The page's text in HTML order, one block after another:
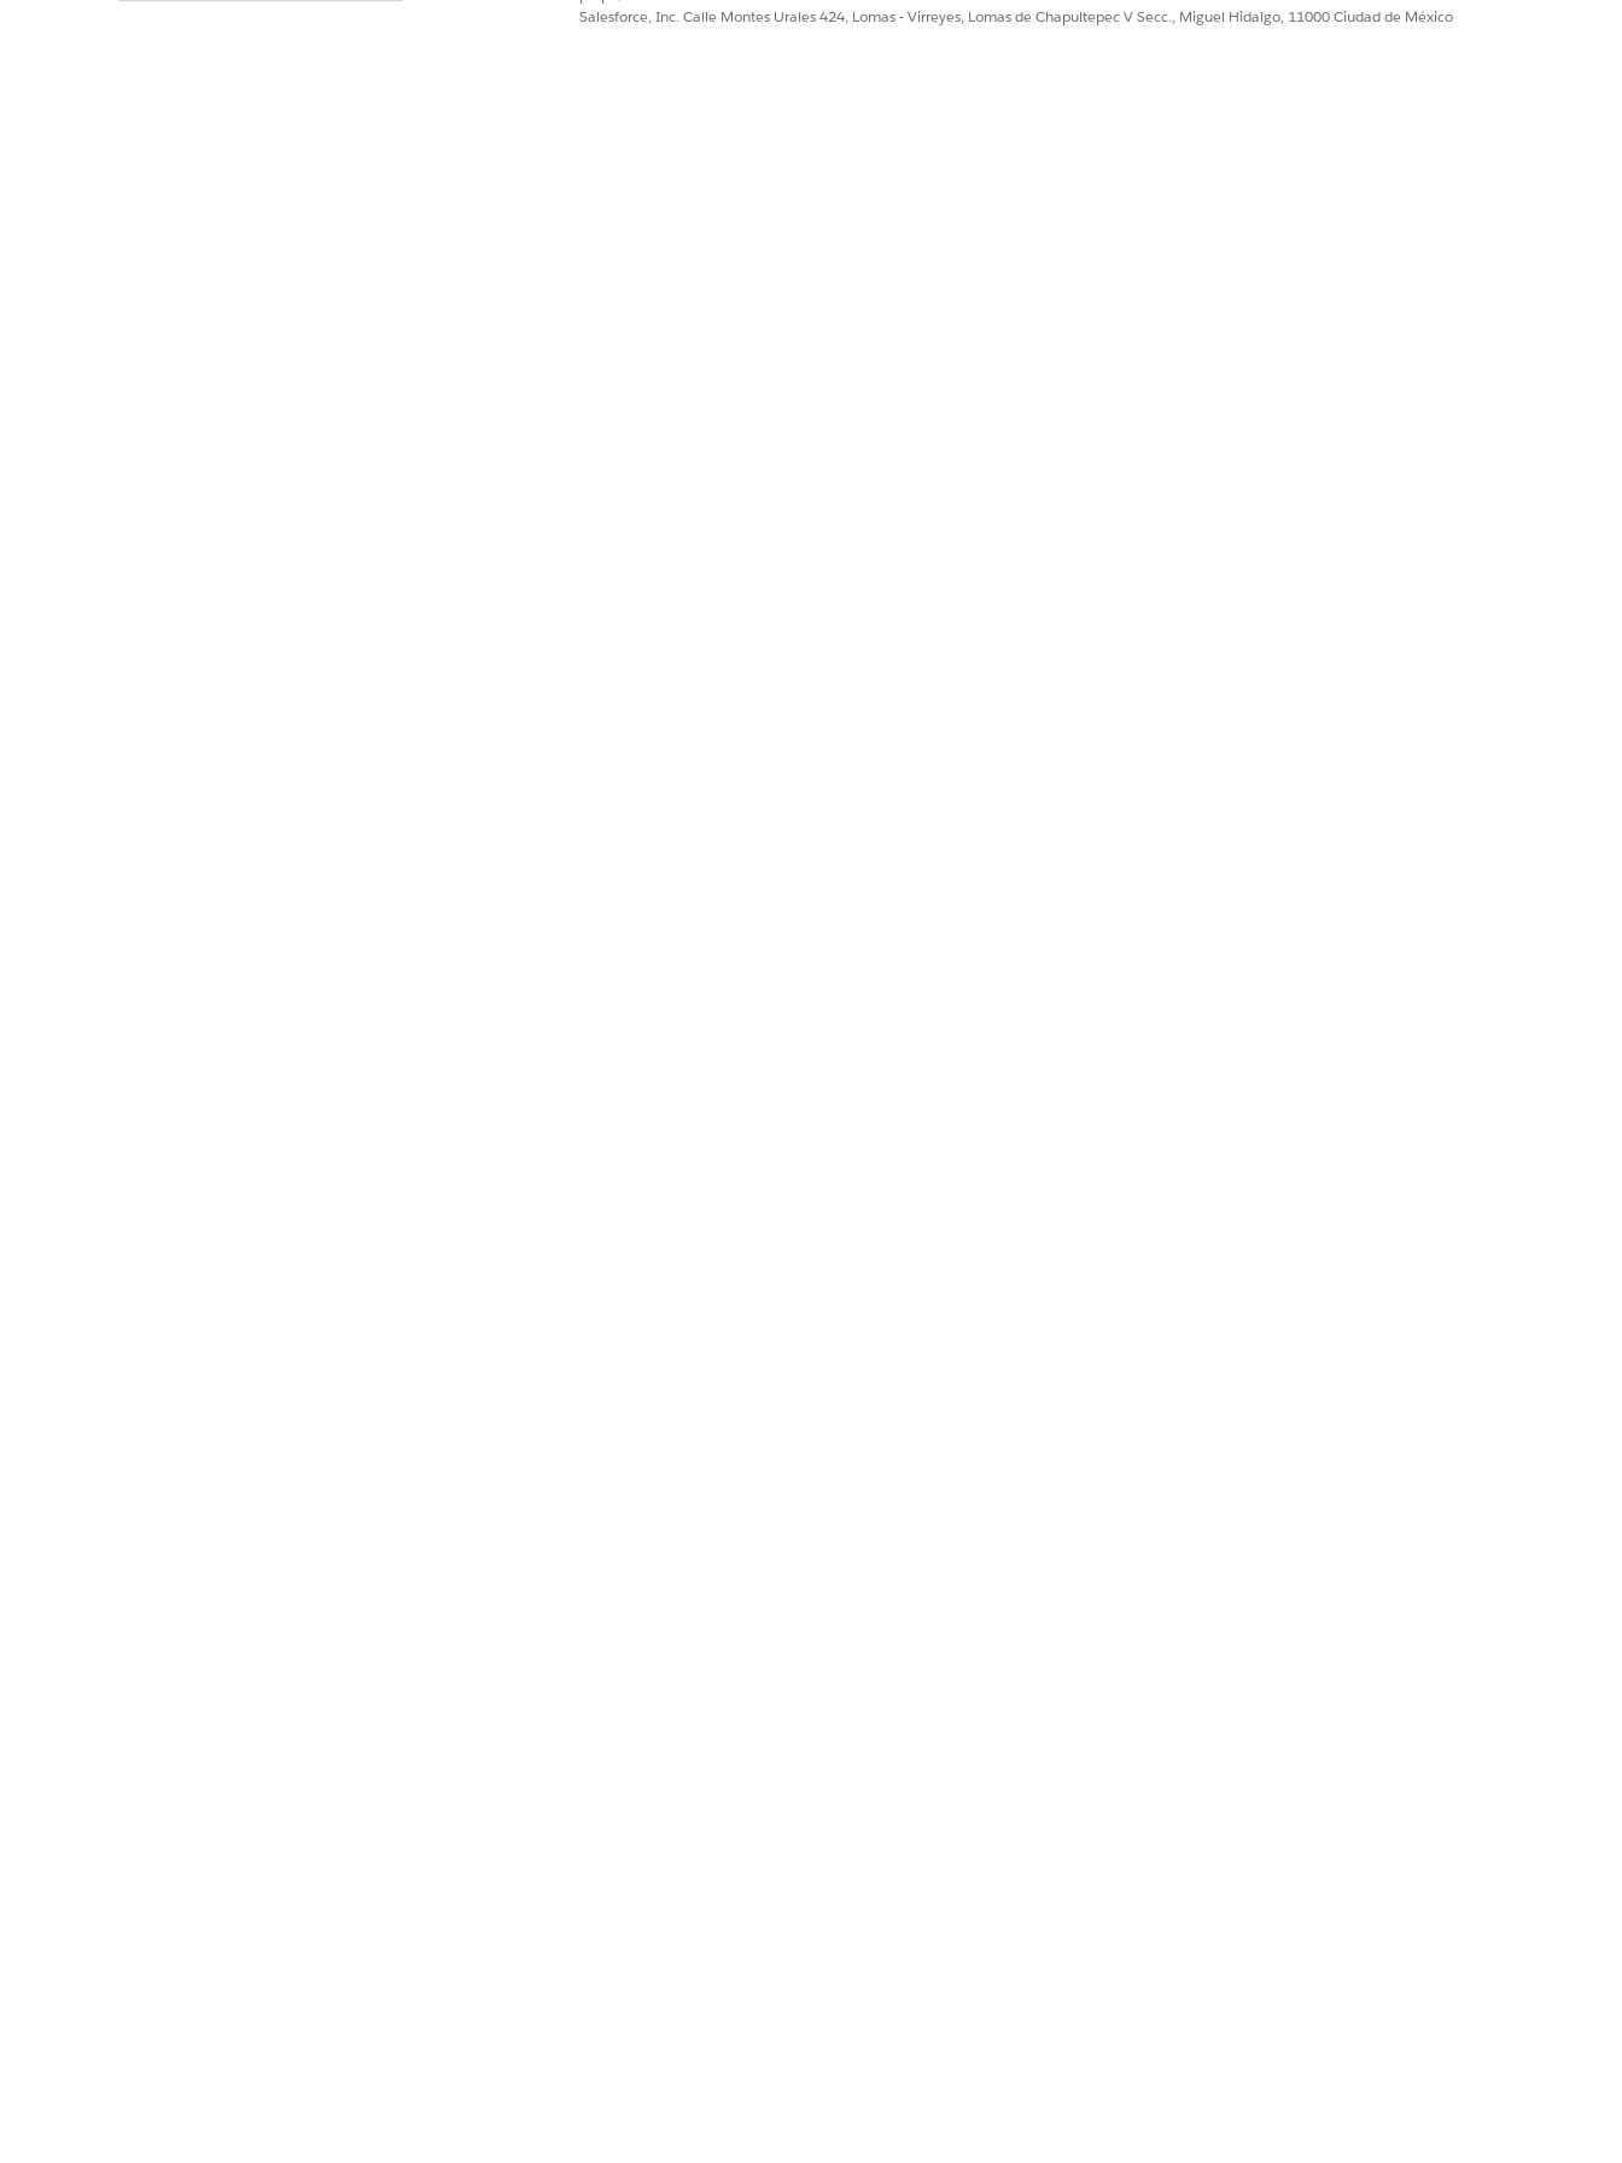
Salesforce, Inc. Calle Montes Urales 424, Lomas - Virreyes, Lomas de Chapultepec V Secc., Miguel Hidalgo, 11000 Ciudad de México